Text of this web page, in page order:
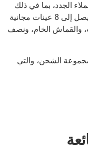
مجانية للعملاء الجدد، بما في ذلك
نحن نقدم ما يصل إلى 8 عينات مجانية
والقماش الخام، ونصف
الشحن، والتي